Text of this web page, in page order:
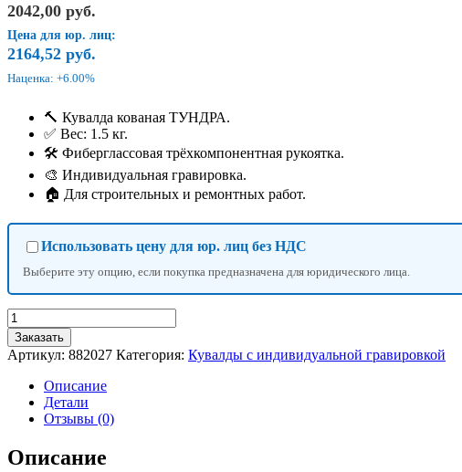
2042,00 руб.
Цена для юр. лиц:
2164,52 руб.
Наценка: +6.00%
🔨 Кувалда кованая ТУНДРА.
✅ Вес: 1.5 кг.
🛠 Фиберглассовая трёхкомпонентная рукоятка.
🎨 Индивидуальная гравировка.
🏠 Для строительных и ремонтных работ.
Использовать цену для юр. лиц без НДС
Выберите эту опцию, если покупка предназначена для юридического лица.
Количество
товара
Кувалда
кованая
ТУНДРА,
фиберглассовая
трехкомпонентная
рукоятка,
1.5
кг,
Заказать
Артикул: 882027 Категория: Кувалды с индивидуальной гравировкой
Описание
Детали
Отзывы (0)
Описание